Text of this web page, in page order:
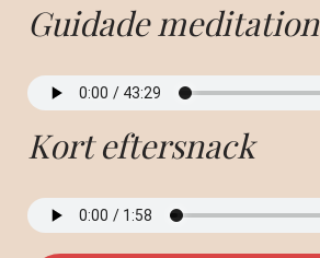
Guidade meditation
Kort eftersnack